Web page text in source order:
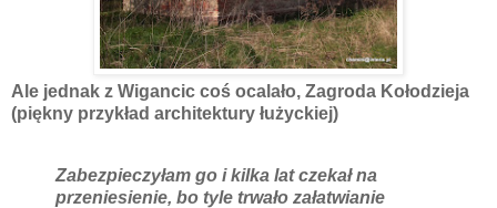
Ale jednak z Wigancic coś ocalało, Zagroda Kołodzieja
(piękny przykład architektury łużyckiej)
Zabezpieczyłam go i kilka lat czekał na
przeniesienie, bo tyle trwało załatwianie